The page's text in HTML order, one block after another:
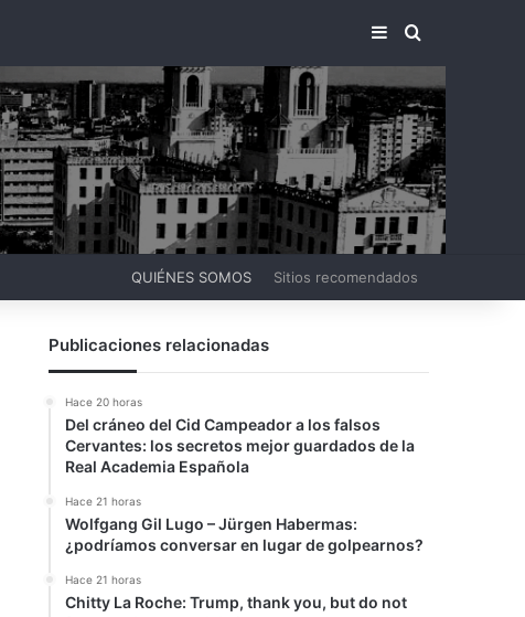
BARRA LATERAL
BUSCAR
QUIÉNES SOMOS Sitios recomendados
Publicaciones relacionadas
Hace 20 horas
Del cráneo del Cid Campeador a los falsos
Cervantes: los secretos mejor guardados de la
Real Academia Española
Hace 21 horas
Wolfgang Gil Lugo – Jürgen Habermas:
¿podríamos conversar en lugar de golpearnos?
Hace 21 horas
Chitty La Roche: Trump, thank you, but do not